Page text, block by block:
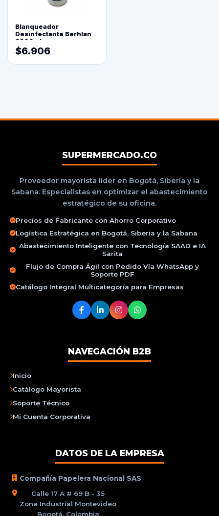
Blanqueador
Desinfectante Berhlan
3800ml
$6.906
SUPERMERCADO.CO
Proveedor mayorista líder en Bogotá, Siberia y la
Sabana. Especialistas en optimizar el abastecimiento
estratégico de su oficina.
Precios de Fabricante con Ahorro Corporativo
Logística Estratégica en Bogotá, Siberia y la Sabana
Abastecimiento Inteligente con Tecnología SAAD e IA
Sarita
Flujo de Compra Ágil con Pedido Vía WhatsApp y
Soporte PDF
Catálogo Integral Multicategoría para Empresas
NAVEGACIÓN B2B
Inicio
Catálogo Mayorista
Soporte Técnico
Mi Cuenta Corporativa
DATOS DE LA EMPRESA
Compañía Papelera Nacional SAS
Calle 17 A # 69 B - 35
Zona Industrial Montevideo
Bogotá, Colombia